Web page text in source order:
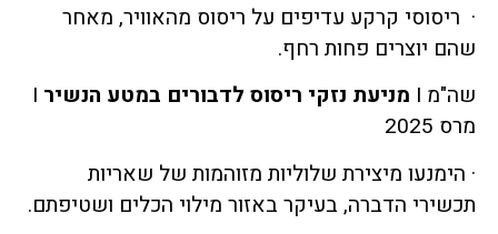
· ריסוסי קרקע עדיפים על ריסוס מהאוויר, מאחר
שהם יוצרים פחות רחף.
שה"מ I
מניעת נזקי ריסוס לדבורים במטע הנשיר I
מרס 2025
· הימנעו מיצירת שלוליות מזוהמות של שאריות
תכשירי הדברה, בעיקר באזור מילוי הכלים ושטיפתם.